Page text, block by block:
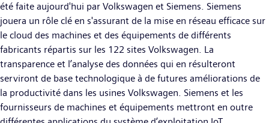
été faite aujourd'hui par Volkswagen et Siemens. Siemens
jouera un rôle clé en s'assurant de la mise en réseau efficace sur
le cloud des machines et des équipements de différents
fabricants répartis sur les 122 sites Volkswagen. La
transparence et l’analyse des données qui en résulteront
serviront de base technologique à de futures améliorations de
la productivité dans les usines Volkswagen. Siemens et les
fournisseurs de machines et équipements mettront en outre